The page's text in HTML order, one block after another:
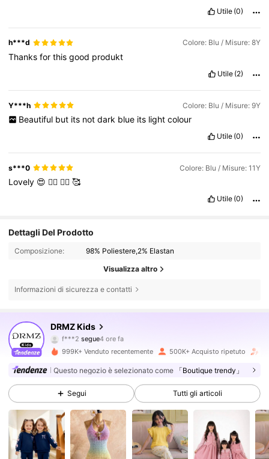
Utile (0)
h***d Colore: Blu / Misure: 8Y
Thanksforthisgood produkt
Utile (2)
Y***h Colore: Blu / Misure: 9Y
Beautiful but its not dark blue its light colour
Utile (0)
s***0 Colore: Blu / Misure: 11Y
Lovely 😍 👌🏿 👍🏾🥰
Utile (0)
Dettagli Del Prodotto
Composizione: 98% Poliestere,2% Elastan
Visualizza altro
Informazioni di sicurezza e contatti
DRMZ Kids
f***2 4 ore fa
sta navigando
4.85 179K Follower
4.85 179K Follower
4.85 179K Follower
999K+ Venduto recentemente 500K+ Acquisto ripetuto
Questo negozio è selezionato come 「Boutique trendy」
Segui Tutti gli articoli